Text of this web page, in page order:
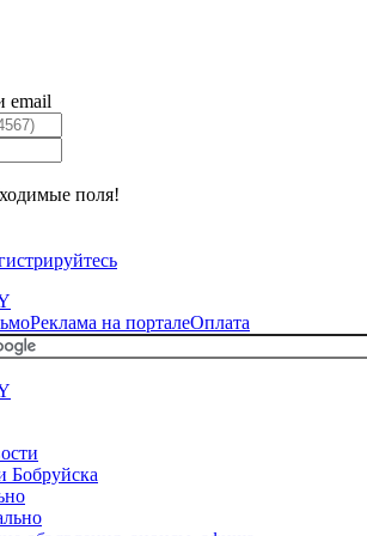
email
поля!
Реклама на порталеОплата
Бобруйска